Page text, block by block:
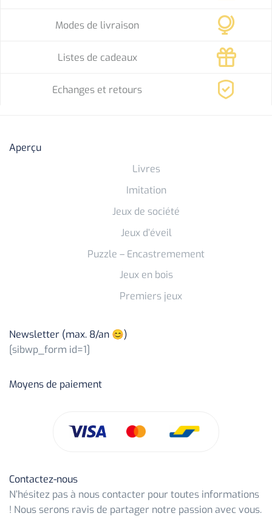
Modes de livraison
Listes de cadeaux
Echanges et retours
Aperçu
Livres
Imitation
Jeux de société
Jeux d’éveil
Puzzle – Encastremement
Jeux en bois
Premiers jeux
Newsletter (max. 8/an 😊)
[sibwp_form id=1]
Moyens de paiement
Contactez-nous
N’hésitez pas à nous contacter pour toutes informations
! Nous serons ravis de partager notre passion avec vous.